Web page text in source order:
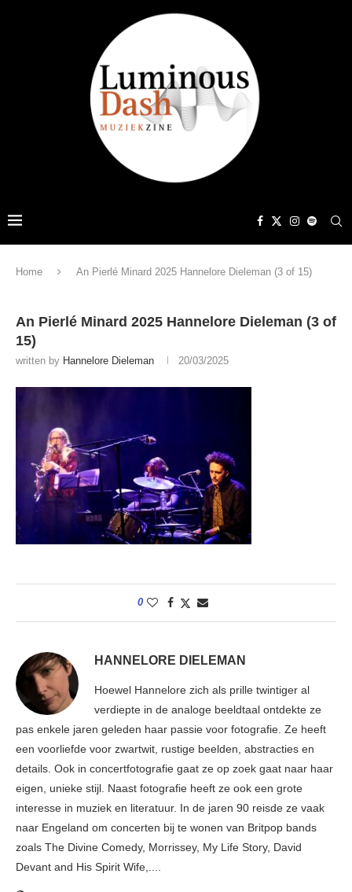
Home An Pierlé Minard 2025 Hannelore Dieleman (3 of 15)
An Pierlé Minard 2025 Hannelore Dieleman (3 of
15)
written by Hannelore Dieleman 20/03/2025
0
HANNELORE DIELEMAN
Hoewel Hannelore zich als prille twintiger al
verdiepte in de analoge beeldtaal ontdekte ze
pas enkele jaren geleden haar passie voor fotografie. Ze heeft
een voorliefde voor zwartwit, rustige beelden, abstracties en
details. Ook in concertfotografie gaat ze op zoek gaat naar haar
eigen, unieke stijl. Naast fotografie heeft ze ook een grote
interesse in muziek en literatuur. In de jaren 90 reisde ze vaak
naar Engeland om concerten bij te wonen van Britpop bands
zoals The Divine Comedy, Morrissey, My Life Story, David
Devant and His Spirit Wife,....